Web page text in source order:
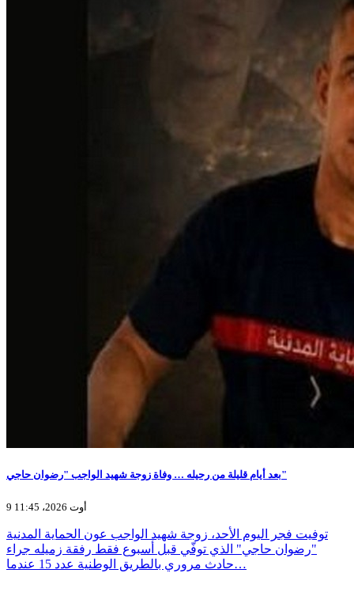
بعد أيام قليلة من رحيله … وفاة زوجة شهيد الواجب "رضوان حاجي"
9 أوت 2026، 11:45
توفيت فجر اليوم الأحد، زوجة شهيد الواجب عون الحماية المدنية
"رضوان حاجي" الذي توفّي قبل أسبوع فقط رفقة زميله جراء
حادث مروري بالطريق الوطنية عدد 15 عندما…